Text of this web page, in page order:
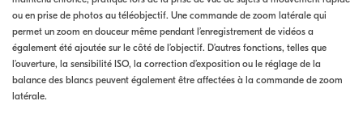
ou en prise de photos au téléobjectif. Une commande de zoom latérale qui
permet un zoom en douceur même pendant l’enregistrement de vidéos a
également été ajoutée sur le côté de l’objectif. D’autres fonctions, telles que
l’ouverture, la sensibilité ISO, la correction d’exposition ou le réglage de la
balance des blancs peuvent également être affectées à la commande de zoom
latérale.